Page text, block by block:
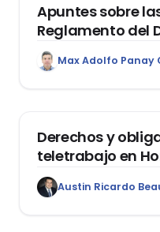
Apuntes sobre
Reglamento del
1400, que
Garantía
Max Adolfo Panay
Derechos y
teletrabajo en